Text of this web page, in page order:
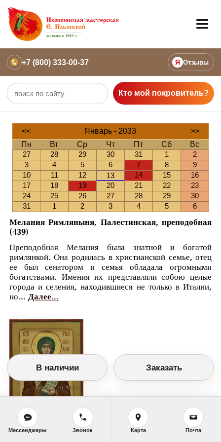
+7 (800) 333-00-37 Я Отзывы
Кто мой покровитель?
<< Январь - 2033
>>
Пн
Вт Ср Чт Пт Сб
Вс
27
28 29 30 31 1
2
3
4 5 6 7 8
9
10
11 12 13 14 15
16
17
18 19 20 21 22
23
24
25 26 27 28 29
30
31
1 2 3 4 5 6
Мелания Римляныня, Палестинская, преподобная
(439)
Преподобная Мелания была знатной и богатой
римлянкой. Она родилась в христианской семье, отец
ее был сенатором и семья обладала огромными
богатствами. Имения их представляли собою целые
города и селения, находившиеся не только в Италии,
но... Далее...
Православный календарь
<<Четверг, 13 Января (31 Декабря по старому
В наличии Заказать
Мессенджеры Звонок Карта Почта